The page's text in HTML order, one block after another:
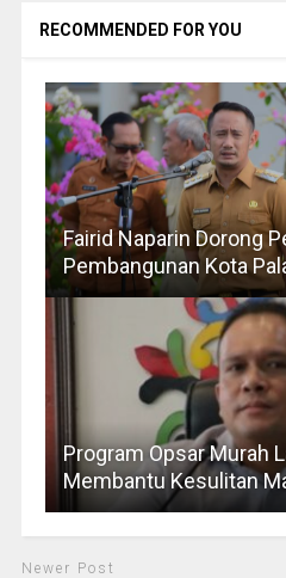
RECOMMENDED FOR YOU
Fairid Naparin Dorong
Pembangunan Kota
Program Opsar Murah
Membantu Kesulitan
Newer Post